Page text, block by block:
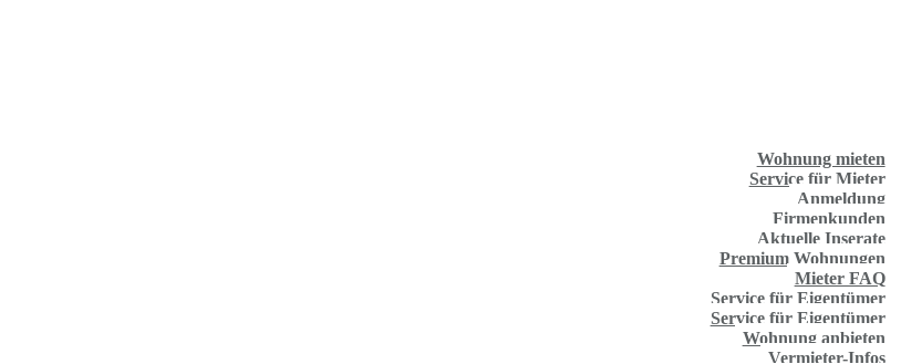
Wohnung mieten
Service für Mieter
Anmeldung
Firmenkunden
Aktuelle Inserate
Premium Wohnungen
Mieter FAQ
Service für Eigentümer
Service für Eigentümer
Wohnung anbieten
Vermieter-Infos